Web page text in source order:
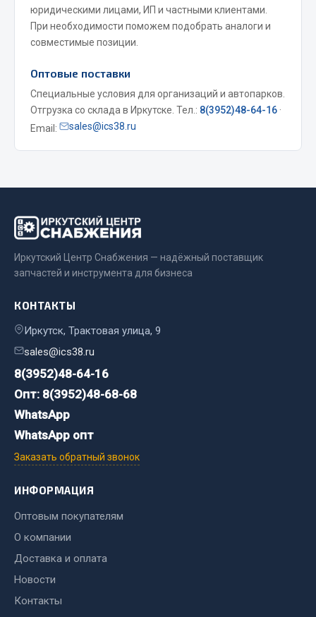
Запчасти МАЗ
Система питания
Подвеска
Тормозная система
Показать ещё
Весь раздел
Двигатель
Мост задний
Система питания
Система выпуска газа
Сцепление
Тормозная система
Двигатель
Система питания
юридическими лицами, ИП и частными клиентами.
При необходимости поможем подобрать аналоги и
совместимые позиции.
Оптовые поставки
Специальные условия для организаций и автопарков.
Отгрузка со склада в Иркутске. Тел.: 8(3952)48-64-16 ·
Email:
sales@ics38.ru
Иркутский Центр Снабжения — надёжный поставщик
запчастей и инструмента для бизнеса
КОНТАКТЫ
Иркутск, Трактовая улица, 9
sales@ics38.ru
8(3952)48-64-16
Опт: 8(3952)48-68-68
WhatsApp
WhatsApp опт
Заказать обратный звонок
ИНФОРМАЦИЯ
Оптовым покупателям
О компании
Доставка и оплата
Новости
Контакты